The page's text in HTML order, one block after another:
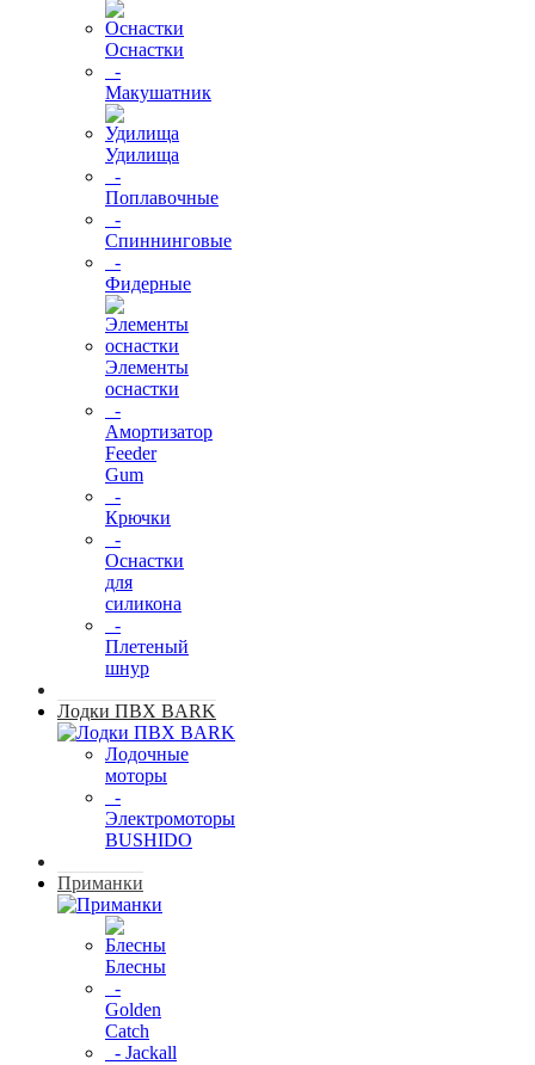
Оснастки
-
Макушатник
Удилища
-
Поплавочные
-
Спиннинговые
-
Фидерные
Элементы
оснастки
-
Амортизатор
Feeder
Gum
-
Крючки
-
Оснастки
для
силикона
-
Плетеный
шнур
Лодки ПВХ BARK
Лодочные
моторы
-
Электромоторы
BUSHIDO
Приманки
Блесны
-
Golden
Catch
- Jackall